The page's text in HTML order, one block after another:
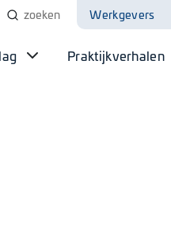
Werkgevers
Praktijkverhalen